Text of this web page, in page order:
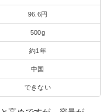
96.6円
500g
約1年
中国
できない